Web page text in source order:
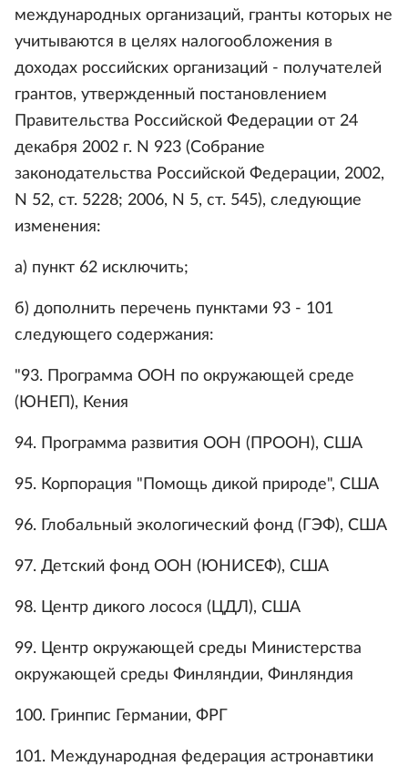
международных организаций, гранты которых не
учитываются в целях налогообложения в
доходах российских организаций - получателей
грантов, утвержденный постановлением
Правительства Российской Федерации от 24
декабря 2002 г. N 923 (Собрание
законодательства Российской Федерации, 2002,
N 52, ст. 5228; 2006, N 5, ст. 545), следующие
изменения:
а) пункт 62 исключить;
б) дополнить перечень пунктами 93 - 101
следующего содержания:
"93. Программа ООН по окружающей среде
(ЮНЕП), Кения
94. Программа развития ООН (ПРООН), США
95. Корпорация "Помощь дикой природе", США
96. Глобальный экологический фонд (ГЭФ), США
97. Детский фонд ООН (ЮНИСЕФ), США
98. Центр дикого лосося (ЦДЛ), США
99. Центр окружающей среды Министерства
окружающей среды Финляндии, Финляндия
100. Гринпис Германии, ФРГ
101. Международная федерация астронавтики